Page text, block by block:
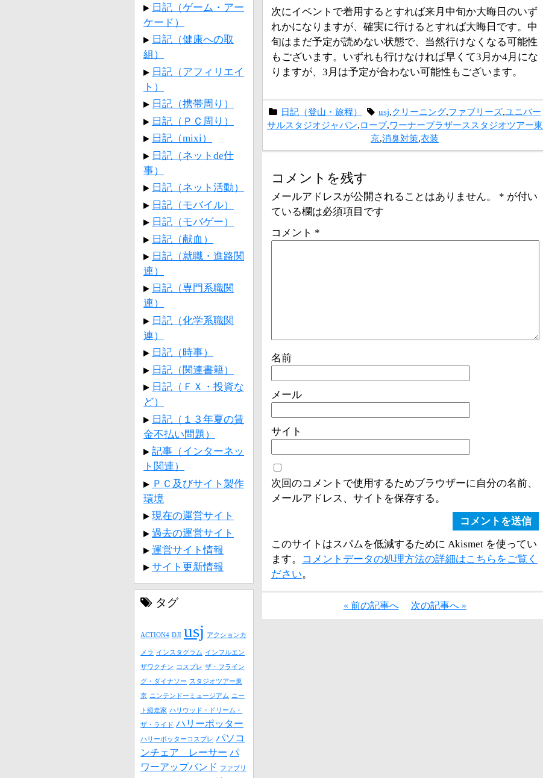
次にイベントで着用するとすれば来月中旬か大晦日のいず
れかになりますが、確実に行けるとすれば大晦日です。中
旬はまだ予定が読めない状態で、当然行けなくなる可能性
もございます。いずれも行けなければ早くて3月か4月にな
りますが、3月は予定が合わない可能性もございます。
日記（登山・旅程） usj クリーニング, ファブリーズ, ユニバー
サルスタジオジャパン ローブ, ワーナーブラザーススタジオツアー東
京 ,消臭対策 ,衣装
コメントを残す
メールアドレスが公開されることはありません。 * が付い
ている欄は必須項目です
コメント *
名前
メール
サイト
次回のコメントで使用するためブラウザーに自分の名前、
メールアドレス、サイトを保存する。
このサイトはスパムを低減するために Akismet を使ってい
ます。
コメントデータの処理方法の詳細はこちらをご覧く
ださい
« 前の記事へ 次の記事へ »
日記（ゲーム・アー
ケード）
日記（健康への取
組）
日記（アフィリエイ
ト）
日記（携帯周り）
日記（ＰＣ周り）
日記（mixi）
日記（ネットde仕
事）
日記（ネット活動）
日記（モバイル）
日記（モバゲー）
日記（献血）
日記（就職・進路関
連）
日記（専門系職関
連）
日記（化学系職関
連）
日記（時事）
日記（関連書籍）
日記（ＦＸ・投資な
ど）
日記（１３年夏の賃
金不払い問題）
記事（インターネッ
ト関連）
ＰＣ及びサイト製作
環境
現在の運営サイト
過去の運営サイト
運営サイト情報
サイト更新情報
タグ
ACTION4 DJI usj アクションカ
メラ インスタグラム インフルエン
ザワクチン コスプレ ザ・フライン
グ・ダイナソー スタジオツアー東
京 ニンテンドーミュージアム ニー
ト縦走家 ハリウッド・ドリーム・
ザ・ライド ハリーポッター
ハリーポッターコスプレ パソコ
ンチェア レーサー パ
ワーアップバンド
ファブリ